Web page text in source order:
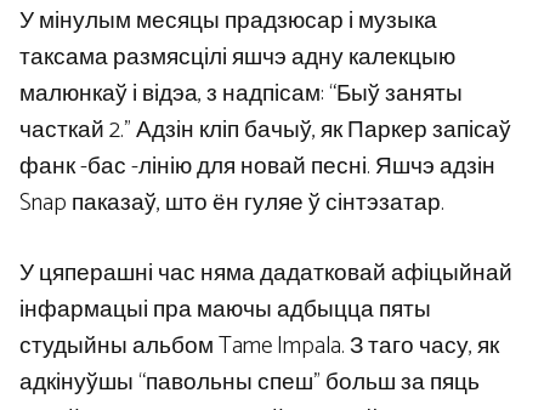
У мінулым месяцы прадзюсар і музыка
таксама размясцілі яшчэ адну калекцыю
малюнкаў і відэа, з надпісам: “Быў заняты
часткай 2.” Адзін кліп бачыў, як Паркер запісаў
фанк -бас -лінію для новай песні. Яшчэ адзін
Snap паказаў, што ён гуляе ў сінтэзатар.
У цяперашні час няма дадатковай афіцыйнай
інфармацыі пра маючы адбыцца пяты
студыйны альбом Tame Impala. З таго часу, як
адкінуўшы “павольны спеш” больш за пяць